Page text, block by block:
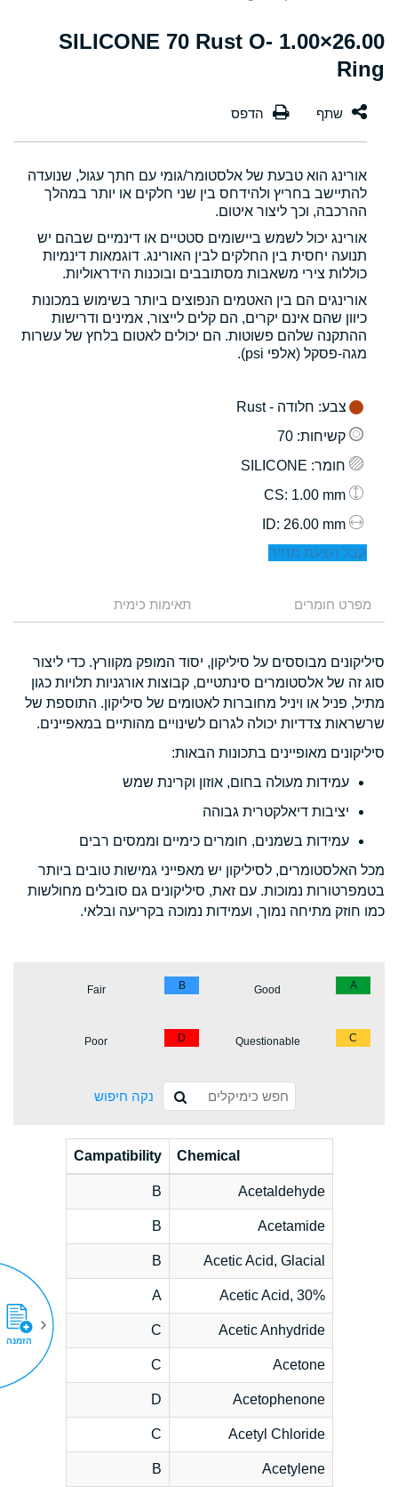
26.00×1.00 SILICONE 70 Rust O-
Ring
אורינג הוא טבעת של אלסטומר/גומי עם חתך עגול, שנועדה
להתיישב בחריץ ולהידחס בין שני חלקים או יותר במהלך
ההרכבה, וכך ליצור איטום.
אורינג יכול לשמש ביישומים סטטיים או דינמיים שבהם יש
תנועה יחסית בין החלקים לבין האורינג. דוגמאות דינמיות
כוללות צירי משאבות מסתובבים ובוכנות הידראוליות.
אורינגים הם בין האטמים הנפוצים ביותר בשימוש במכונות
כיוון שהם אינם יקרים, הם קלים לייצור, אמינים ודרישות
ההתקנה שלהם פשוטות. הם יכולים לאטום בלחץ של עשרות
מגה-פסקל (אלפי psi).
צבע: חלודה - Rust
קשיחות: 70
חומר: SILICONE
: 1.00 mm
: 26.00 mm
קבל הצעת מחיר
מפרט חומרים תאימות כימית
סיליקונים מבוססים על סיליקון, יסוד המופק מקוורץ. כדי ליצור
סוג זה של אלסטומרים סינתטיים, קבוצות אורגניות תלויות כגון
מתיל, פניל או ויניל מחוברות לאטומים של סיליקון. התוספת של
שרשראות צדדיות יכולה לגרום לשינויים מהותיים במאפיינים.
סיליקונים מאופיינים בתכונות הבאות:
עמידות מעולה בחום, אוזון וקרינת שמש
יציבות דיאלקטרית גבוהה
עמידות בשמנים, חומרים כימיים וממסים רבים
מכל האלסטומרים, לסיליקון יש מאפייני גמישות טובים ביותר
בטמפרטורות נמוכות. עם זאת, סיליקונים גם סובלים מחולשות
כמו חוזק מתיחה נמוך, ועמידות נמוכה בקריעה ובלאי.
A
Good
B
Fair
C
Questionable
D
Poor
נקה חיפוש
Chemical
Campatibility
Acetaldehyde
B
Acetamide
B
Acetic Acid, Glacial
B
Acetic Acid, 30%
A
Acetic Anhydride
C
Acetone
C
Acetophenone
D
Acetyl Chloride
C
Acetylene
B
הזמנה